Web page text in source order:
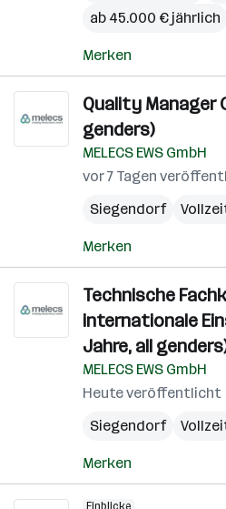
ab 45.000 € jährlich
Merken
Quality Manager
genders)
MELECS EWS GmbH
vor 7 Tagen
Siegendorf
Merken
Technische
internationale
Jahre, all
MELECS EWS GmbH
Heute veröffentlicht
Siegendorf
Merken
Einblicke